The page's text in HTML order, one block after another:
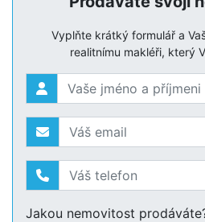
Vyplňte krátký formulář a
realitnímu makléři, který
Jakou nemovitost